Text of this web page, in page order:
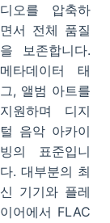
디오를 압축하
면서 전체 품질
을 보존합니다.
메타데이터 태
그, 앨범 아트를
지원하며 디지
털 음악 아카이
빙의 표준입니
다. 대부분의 최
신 기기와 플레
이어에서 FLAC